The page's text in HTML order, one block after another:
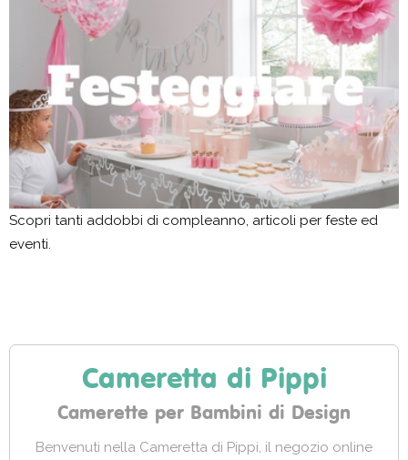
Scopri tanti addobbi di compleanno, articoli per feste ed
eventi.
Cameretta di Pippi
Camerette per Bambini di Design
Benvenuti nella Cameretta di Pippi, il negozio online